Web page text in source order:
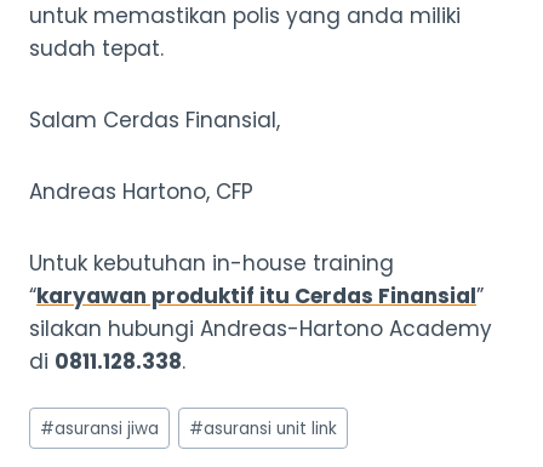
untuk memastikan polis yang anda miliki
sudah tepat.
Salam Cerdas Finansial,
Andreas Hartono, CFP
Untuk kebutuhan in-house training
“karyawan produktif itu Cerdas Finansial”
silakan hubungi Andreas-Hartono Academy
di 0811.128.338.
Post
Tags:
#asuransi jiwa #asuransi unit link